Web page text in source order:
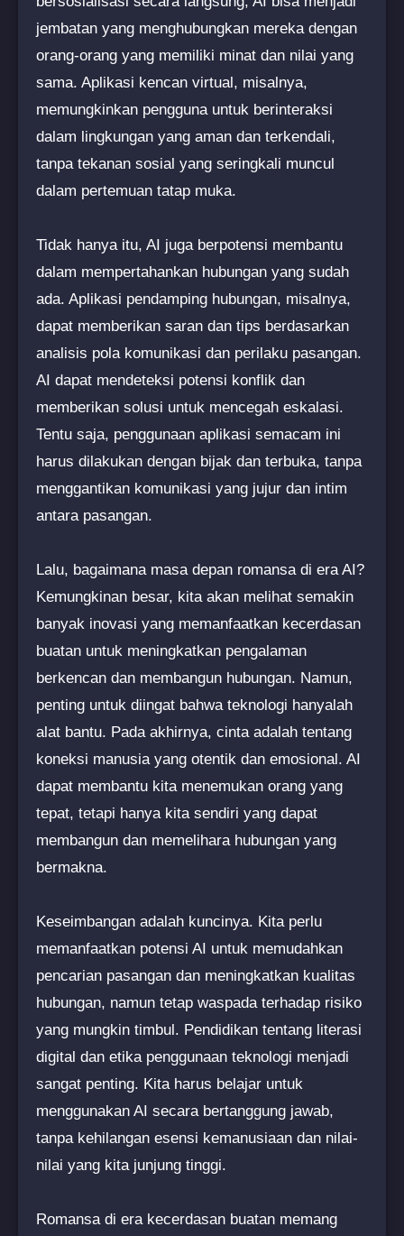
jembatan yang menghubungkan mereka dengan
orang-orang yang memiliki minat dan nilai yang
sama. Aplikasi kencan virtual, misalnya,
memungkinkan pengguna untuk berinteraksi
dalam lingkungan yang aman dan terkendali,
tanpa tekanan sosial yang seringkali muncul
dalam pertemuan tatap muka.
Tidak hanya itu, AI juga berpotensi membantu
dalam mempertahankan hubungan yang sudah
ada. Aplikasi pendamping hubungan, misalnya,
dapat memberikan saran dan tips berdasarkan
analisis pola komunikasi dan perilaku pasangan.
AI dapat mendeteksi potensi konflik dan
memberikan solusi untuk mencegah eskalasi.
Tentu saja, penggunaan aplikasi semacam ini
harus dilakukan dengan bijak dan terbuka, tanpa
menggantikan komunikasi yang jujur dan intim
antara pasangan.
Lalu, bagaimana masa depan romansa di era AI?
Kemungkinan besar, kita akan melihat semakin
banyak inovasi yang memanfaatkan kecerdasan
buatan untuk meningkatkan pengalaman
berkencan dan membangun hubungan. Namun,
penting untuk diingat bahwa teknologi hanyalah
alat bantu. Pada akhirnya, cinta adalah tentang
koneksi manusia yang otentik dan emosional. AI
dapat membantu kita menemukan orang yang
tepat, tetapi hanya kita sendiri yang dapat
membangun dan memelihara hubungan yang
bermakna.
Keseimbangan adalah kuncinya. Kita perlu
memanfaatkan potensi AI untuk memudahkan
pencarian pasangan dan meningkatkan kualitas
hubungan, namun tetap waspada terhadap risiko
yang mungkin timbul. Pendidikan tentang literasi
digital dan etika penggunaan teknologi menjadi
sangat penting. Kita harus belajar untuk
menggunakan AI secara bertanggung jawab,
tanpa kehilangan esensi kemanusiaan dan nilai-
nilai yang kita junjung tinggi.
Romansa di era kecerdasan buatan memang